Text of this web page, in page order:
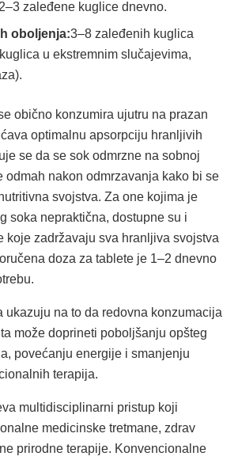
2–3 zaleđene kuglice dnevno.
oboljenja:3–8 zaleđenih kuglica
u ekstremnim slučajevima,
obično konzumira ujutru na prazan
optimalnu apsorpciju hranljivih
se da se sok odmrzne na sobnoj
odmah nakon odmrzavanja kako bi se
svojstva. Za one kojima je
soka nepraktična, dostupne su i
koje zadržavaju sva hranljiva svojstva
doza za tablete je 1–2 dnevno
ukazuju na to da redovna konzumacija
može doprineti poboljšanju opšteg
povećanju energije i smanjenju
terapija.
multidisciplinarni pristup koji
medicinske tretmane, zdrav
prirodne terapije. Konvencionalne